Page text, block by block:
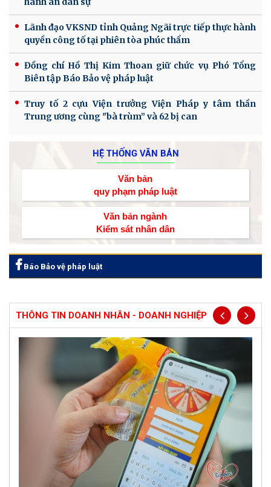
Lãnh đạo VKSND tỉnh Quảng Ngãi trực tiếp thực hành
quyền công tố tại phiên tòa phúc thẩm
Đồng chí Hồ Thị Kim Thoan giữ chức vụ Phó Tổng
Biên tập Báo Bảo vệ pháp luật
Truy tố 2 cựu Viện trưởng Viện Pháp y tâm thần
Trung ương cùng "bà trùm” và 62 bị can
HỆ THỐNG VĂN BẢN
Văn bản
quy phạm pháp luật
Văn bản ngành
Kiểm sát nhân dân
Báo Bảo vệ pháp luật
THÔNG TIN DOANH NHÂN - DOANH NGHIỆP